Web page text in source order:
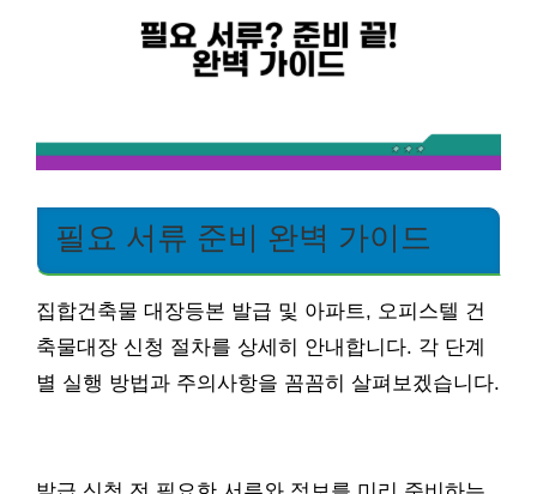
필요 서류 준비 완벽 가이드
집합건축물 대장등본 발급 및 아파트, 오피스텔 건
축물대장 신청 절차를 상세히 안내합니다. 각 단계
별 실행 방법과 주의사항을 꼼꼼히 살펴보겠습니다.